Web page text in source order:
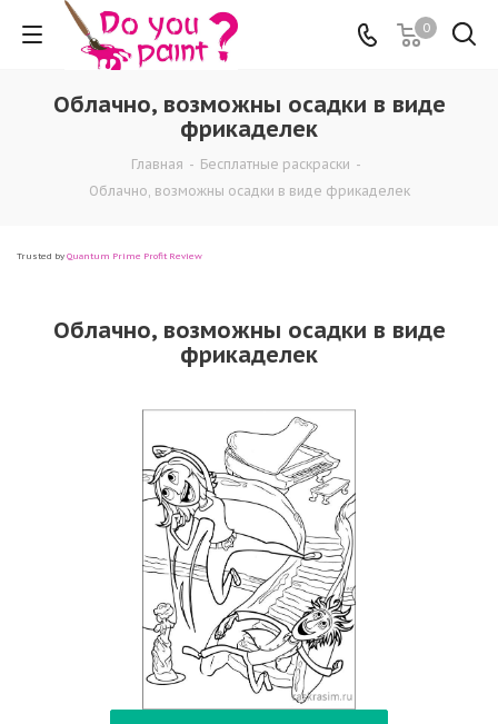
0
Облачно, возможны осадки в виде
фрикаделек
Главная - Бесплатные раскраски -
Облачно, возможны осадки в виде фрикаделек
Trusted by Quantum Prime Profit Review
Облачно, возможны осадки в виде
фрикаделек